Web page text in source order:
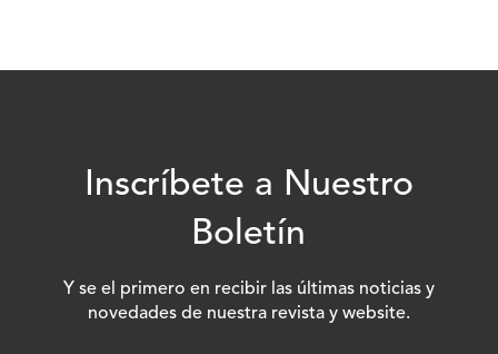
Inscríbete a Nuestro
Boletín
Y se el primero en recibir las últimas noticias y
novedades de nuestra revista y website.